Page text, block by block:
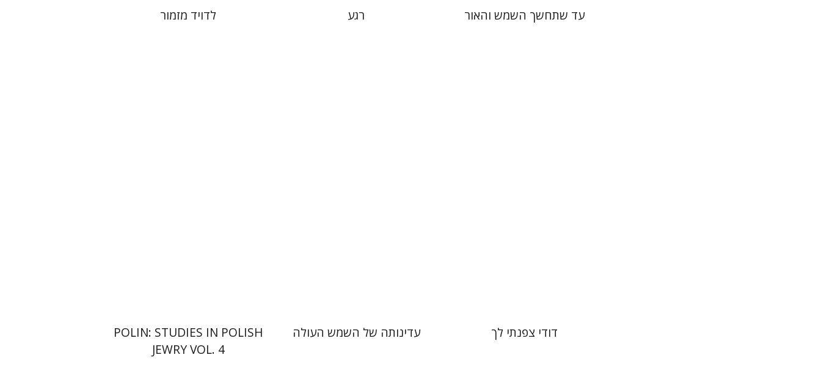
עד שתחשך השמש והאור רגע לדויד מזמור
דודי צפנתי לך עדינותה של השמש העולה
POLIN: STUDIES IN POLISH
JEWRY VOL. 4